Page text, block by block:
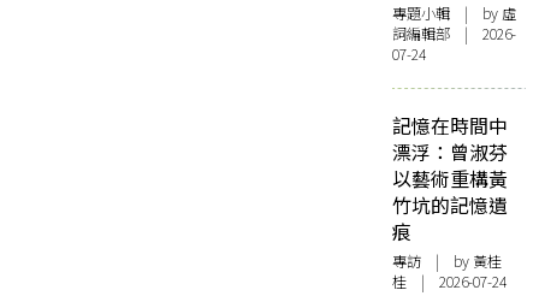
專題小輯 | by 虛
詞編輯部 | 2026-
07-24
記憶在時間中
漂浮：曾淑芬
以藝術重構黃
竹坑的記憶遺
痕
專訪 | by 黃桂
桂 | 2026-07-24